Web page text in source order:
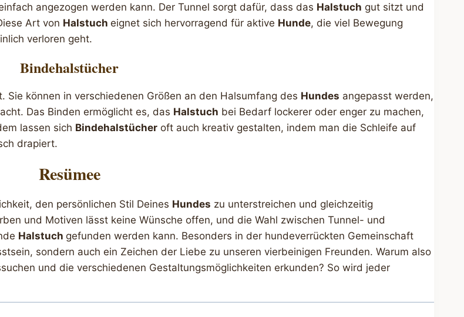
angezogen werden kann. Der Tunnel sorgt dafür, dass das Halstuch gut sitzt und
Art von Halstucheignet sich hervorragend für aktive Hunde, die viel Bewegung
verloren geht.
Bindehalstücher
können in verschiedenen Größen an den Halsumfang des Hundes angepasst werden,
Das Binden ermöglicht es, das Halstuch bei Bedarf lockerer oder enger zu machen,
lassen sich Bindehalstücher oft auch kreativ gestalten, indem man die Schleife auf
drapiert.
Resümee
den persönlichen Stil Deines Hundes zu unterstreichen und gleichzeitig
und Motiven lässt keine Wünsche offen, und die Wahl zwischen Tunnel- und
Halstuch gefunden werden kann. Besonders in der hundeverrückten Gemeinschaft
sondern auch ein Zeichen der Liebe zu unseren vierbeinigen Freunden. Warum also
und die verschiedenen Gestaltungsmöglichkeiten erkunden? So wird jeder